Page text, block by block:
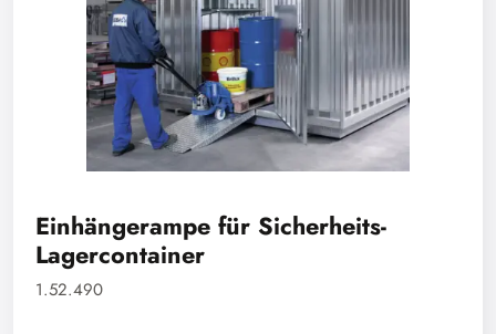
Einhängerampe für Sicherheits-
Lagercontainer
1.52.490